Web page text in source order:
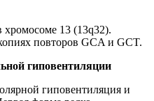
хромосоме 13 (13q32).
повторов GCA и GCT.
гиповентиляции
гиповентиляция и